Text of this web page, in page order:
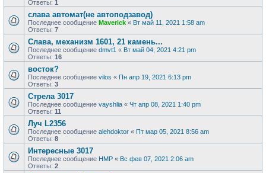
Ответы: 1
слава автомат(не автоподзавод)
Последнее сообщение Maverick « Вт май 11, 2021 1:58 am
Ответы: 7
Слава, механизм 1601, 21 камень...
Последнее сообщение dmvt1 « Вт май 04, 2021 4:21 pm
Ответы: 16
восток?
Последнее сообщение vilos « Пн апр 19, 2021 6:13 pm
Ответы: 3
Стрела 3017
Последнее сообщение vayshlia « Чт апр 08, 2021 1:40 pm
Ответы: 11
Луч L2356
Последнее сообщение alehdoktor « Пт мар 05, 2021 8:56 am
Ответы: 8
Интересные 3017
Последнее сообщение HMP « Вс фев 07, 2021 2:06 am
Ответы: 2